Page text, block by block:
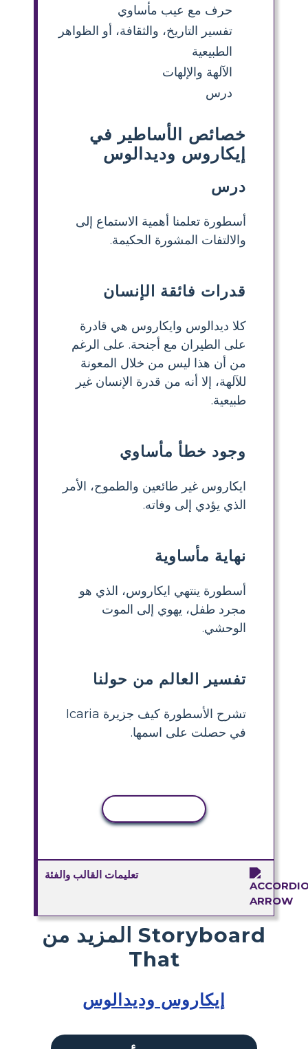
حرف مع عيب مأساوي
تفسير التاريخ، والثقافة، أو الظواهر
الطبيعية
الآلهة والإلهات
درس
خصائص الأساطير في
إيكاروس وديدالوس
درس
أسطورة تعلمنا أهمية الاستماع إلى
والالتفات المشورة الحكيمة.
قدرات فائقة الإنسان
كلا ديدالوس وايكاروس هي قادرة
على الطيران مع أجنحة. على الرغم
من أن هذا ليس من خلال المعونة
للآلهة، إلا أنه من قدرة الإنسان غير
طبيعية.
وجود خطأ مأساوي
ايكاروس غير طائعين والطموح، الأمر
الذي يؤدي إلى وفاته.
نهاية مأساوية
أسطورة ينتهي ايكاروس، الذي هو
مجرد طفل، يهوي إلى الموت
الوحشي.
تفسير العالم من حولنا
تشرح الأسطورة كيف جزيرة Icaria
في حصلت على اسمها.
تعليمات القالب والفئة
المزيد من Storyboard
That
إيكاروس وديدالوس